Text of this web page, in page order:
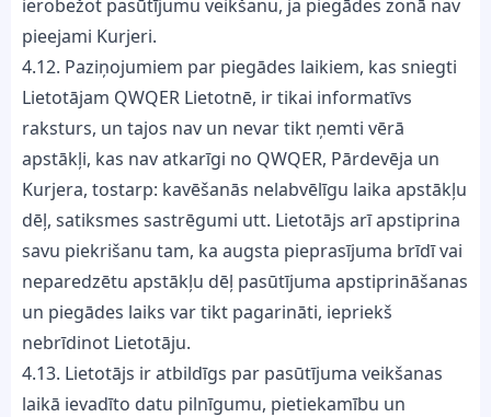
ierobežot pasūtījumu veikšanu, ja piegādes zonā nav
pieejami Kurjeri.
4.12. Paziņojumiem par piegādes laikiem, kas sniegti
Lietotājam QWQER Lietotnē, ir tikai informatīvs
raksturs, un tajos nav un nevar tikt ņemti vērā
apstākļi, kas nav atkarīgi no QWQER, Pārdevēja un
Kurjera, tostarp: kavēšanās nelabvēlīgu laika apstākļu
dēļ, satiksmes sastrēgumi utt. Lietotājs arī apstiprina
savu piekrišanu tam, ka augsta pieprasījuma brīdī vai
neparedzētu apstākļu dēļ pasūtījuma apstiprināšanas
un piegādes laiks var tikt pagarināti, iepriekš
nebrīdinot Lietotāju.
4.13. Lietotājs ir atbildīgs par pasūtījuma veikšanas
laikā ievadīto datu pilnīgumu, pietiekamību un